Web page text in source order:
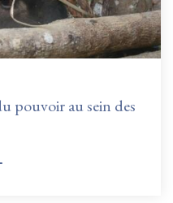
pouvoir au sein des